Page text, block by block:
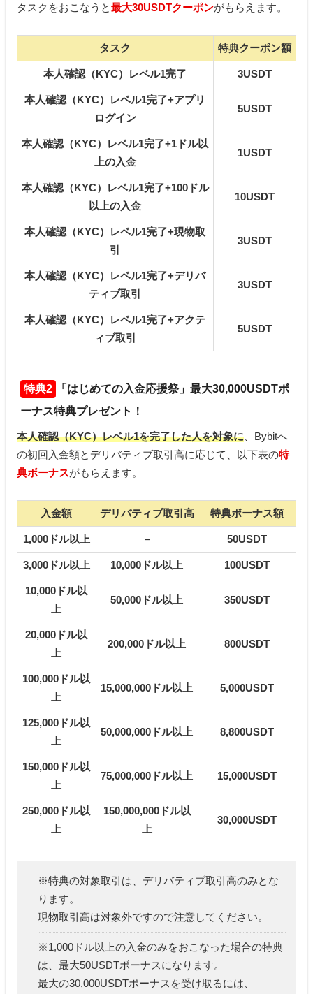
タスクをおこなうと最大30USDTクーポンがもらえます。
タスク 特典クーポン額
本人確認（KYC）レベル1完了 3USDT
本人確認（KYC）レベル1完了+アプリ
ログイン
5USDT
本人確認（KYC）レベル1完了+1ドル以
上の入金
1USDT
本人確認（KYC）レベル1完了+100ドル
以上の入金
10USDT
本人確認（KYC）レベル1完了+現物取
引
3USDT
本人確認（KYC）レベル1完了+デリバ
ティブ取引
3USDT
本人確認（KYC）レベル1完了+アクテ
ィブ取引
5USDT
特典2
「はじめての入金応援祭」最大30,000USDTボ
ーナス特典プレゼント！
本人確認（KYC）レベル1を完了した人を対象に、Bybitへ
の初回入金額とデリバティブ取引高に応じて、以下表の特
典ボーナスがもらえます。
入金額 デリバティブ取引高 特典ボーナス額
1,000ドル以上 － 50USDT
3,000ドル以上 10,000ドル以上 100USDT
10,000ドル以
上
50,000ドル以上 350USDT
20,000ドル以
上
200,000ドル以上 800USDT
100,000ドル以
上
15,000,000ドル以上 5,000USDT
125,000ドル以
上
50,000,000ドル以上 8,800USDT
150,000ドル以
上
75,000,000ドル以上 15,000USDT
250,000ドル以
上
150,000,000ドル以
上
30,000USDT
※特典の対象取引は、デリバティブ取引高のみとな
ります。
現物取引高は対象外ですので注意してください。
※1,000ドル以上の入金のみをおこなった場合の特典
は、最大50USDTボーナスになります。
最大の30,000USDTボーナスを受け取るには、